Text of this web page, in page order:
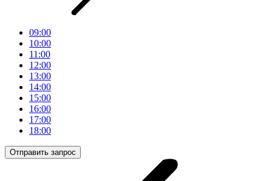
09:00
10:00
11:00
12:00
13:00
14:00
15:00
16:00
17:00
18:00
Отправить запрос